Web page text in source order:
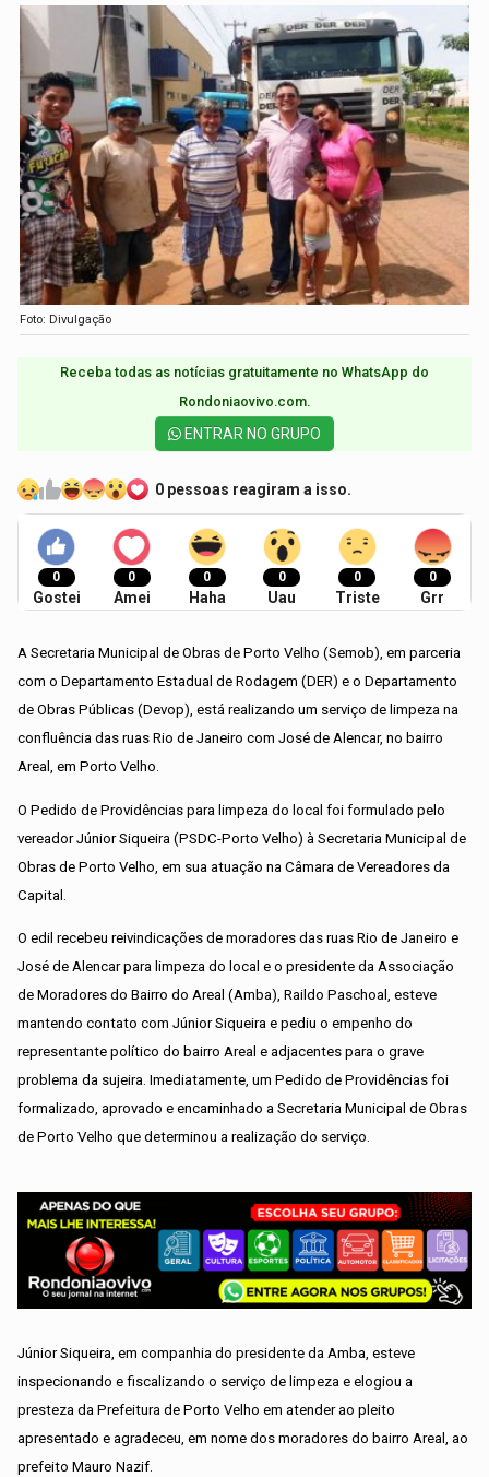
Foto: Divulgação
Receba todas as notícias gratuitamente no WhatsApp do
Rondoniaovivo.com.​
ENTRAR NO GRUPO
0 pessoas reagiram a isso.
0
Gostei
0
Amei
0
Haha
0
Uau
0
Triste
0
Grr
A Secretaria Municipal de Obras de Porto Velho (Semob), em parceria
com o Departamento Estadual de Rodagem (DER) e o Departamento
de Obras Públicas (Devop), está realizando um serviço de limpeza na
confluência das ruas Rio de Janeiro com José de Alencar, no bairro
Areal, em Porto Velho.
O Pedido de Providências para limpeza do local foi formulado pelo
vereador Júnior Siqueira (PSDC-Porto Velho) à Secretaria Municipal de
Obras de Porto Velho, em sua atuação na Câmara de Vereadores da
Capital.
O edil recebeu reivindicações de moradores das ruas Rio de Janeiro e
José de Alencar para limpeza do local e o presidente da Associação
de Moradores do Bairro do Areal (Amba), Raildo Paschoal, esteve
mantendo contato com Júnior Siqueira e pediu o empenho do
representante político do bairro Areal e adjacentes para o grave
problema da sujeira. Imediatamente, um Pedido de Providências foi
formalizado, aprovado e encaminhado a Secretaria Municipal de Obras
de Porto Velho que determinou a realização do serviço.
Júnior Siqueira, em companhia do presidente da Amba, esteve
inspecionando e fiscalizando o serviço de limpeza e elogiou a
presteza da Prefeitura de Porto Velho em atender ao pleito
apresentado e agradeceu, em nome dos moradores do bairro Areal, ao
prefeito Mauro Nazif.